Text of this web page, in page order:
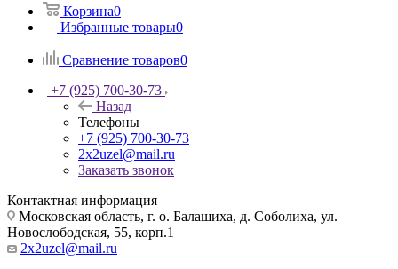
Корзина0
Избранные товары0
Сравнение товаров0
+7 (925) 700-30-73
Назад
Телефоны
+7 (925) 700-30-73
2x2uzel@mail.ru
Заказать звонок
Контактная информация
Московская область, г. о. Балашиха, д. Соболиха, ул.
Новослободская, 55, корп.1
2x2uzel@mail.ru